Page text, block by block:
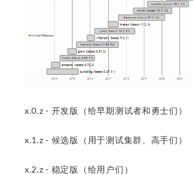
x.0.z - 开发版（给早期测试者和勇士们）
x.1.z - 候选版（用于测试集群、高手们）
x.2.z - 稳定版（给用户们）